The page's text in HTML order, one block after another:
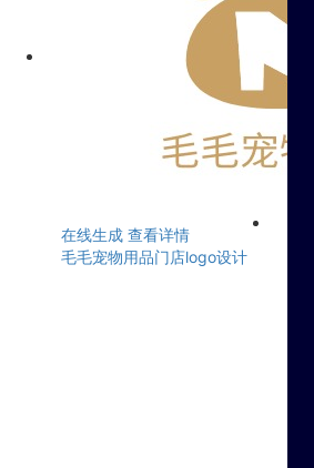
在线生成 查看详情
毛毛宠物用品门店logo设计